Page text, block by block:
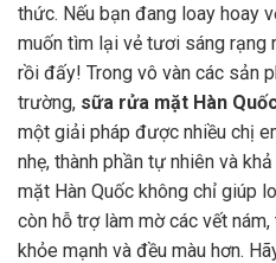
thức. Nếu bạn đang loay hoay
muốn tìm lại vẻ tươi sáng rạng
rồi đấy! Trong vô vàn các sản
trường, sữa rửa mặt Hàn
một giải pháp được nhiều chị
nhẹ, thành phần tự nhiên và
mặt Hàn Quốc không chỉ giúp
còn hỗ trợ làm mờ các vết
khỏe mạnh và đều màu hơn.